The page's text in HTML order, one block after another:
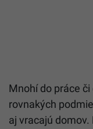
Mnohí do práce
rovnakých
aj vracajú domov.